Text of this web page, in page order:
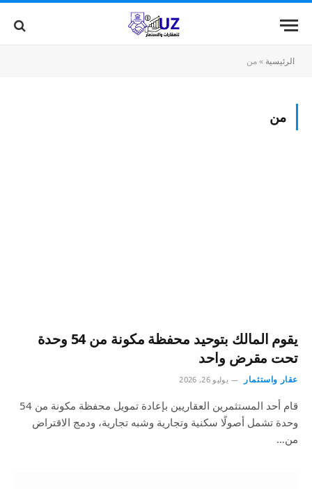
الرئيسية »من
من
يقوم المالك بتوحيد محفظة مكونة من 54 وحدة
تحت مقرض واحد
عقار واستثمار يوليو 26, 2026
قام أحد المستثمرين العقاريين بإعادة تمويل محفظة مكونة من 54
وحدة تشمل أصولًا سكنية وتجارية وشبه تجارية، ودمج الاقتراض
من…